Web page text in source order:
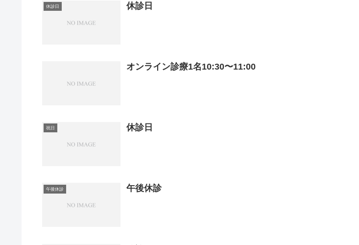
休診日 休診日
オンライン診療1名10:30〜11:00
祝日 休診日
午後休診 午後休診